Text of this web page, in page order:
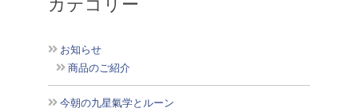
カテゴリー
お知らせ
商品のご紹介
今朝の九星氣学とルーン